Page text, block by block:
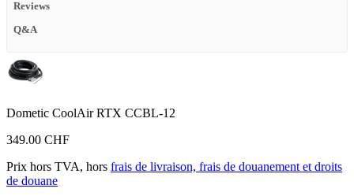
Reviews
Q&A
Dometic CoolAir RTX CCBL-12
349.00 CHF
Prix hors TVA, hors frais de livraison, frais de douanement et droits
de douane